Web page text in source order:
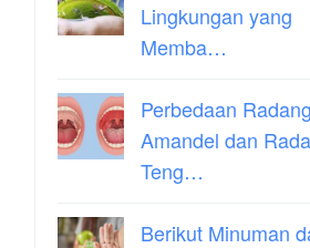
Lingkungan yang
Memba…
Perbedaan Radang
Amandel dan
Teng…
Berikut Minuman